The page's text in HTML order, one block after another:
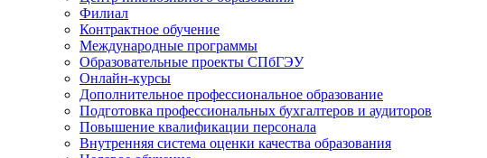
Филиал
Контрактное обучение
Международные программы
Образовательные проекты СПбГЭУ
Онлайн-курсы
Дополнительное профессиональное образование
Подготовка профессиональных бухгалтеров и аудиторов
Повышение квалификации персонала
Внутренняя система оценки качества образования